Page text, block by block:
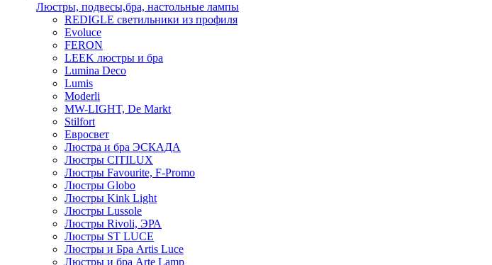
Люстры, подвесы,бра, настольные лампы
REDIGLE светильники из профиля
Evoluce
FERON
LEEK люстры и бра
Lumina Deco
Lumis
Moderli
MW-LIGHT, De Markt
Stilfort
Евросвет
Люстра и бра ЭСКАДА
Люстры CITILUX
Люстры Favourite, F-Promo
Люстры Globo
Люстры Kink Light
Люстры Lussole
Люстры Rivoli, ЭРА
Люстры ST LUCE
Люстры и Бра Artis Luce
Люстры и бра Arte Lamp